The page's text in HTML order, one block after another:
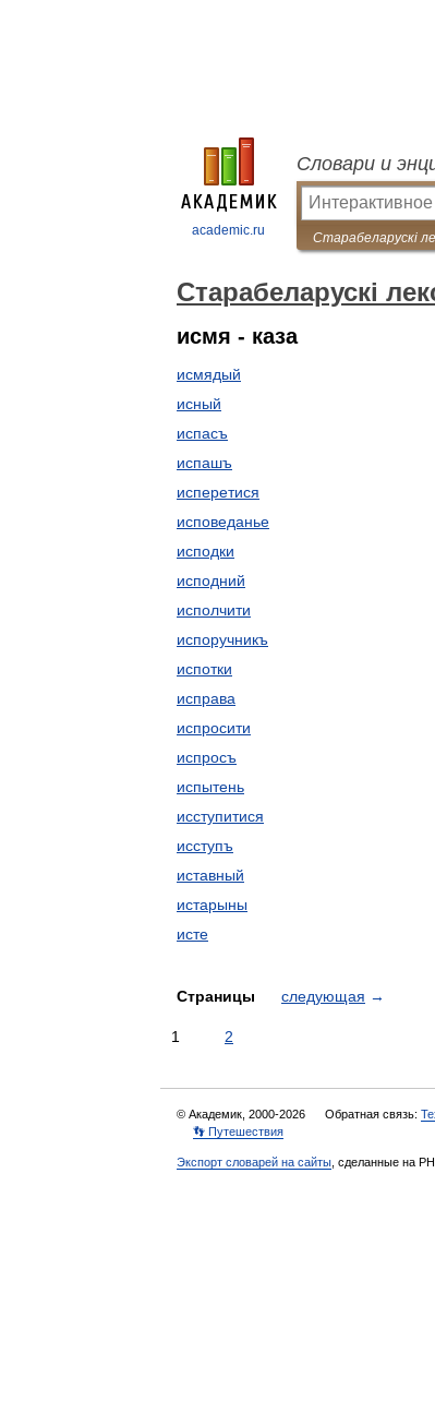
academic.ru
Словари и
Старабеларускі
исмя - каза
исмядый
исный
испасъ
испашъ
исперетися
исповеданье
исподки
исподний
исполчити
испоручникъ
испотки
исправа
испросити
испросъ
испытень
исступитися
исступъ
иставный
истарыны
исте
Страницы следующая →
1 2
© Академик, 2000-2026 Обратная связь:
👣 Путешествия
Экспорт словарей на сайты , сделанные на